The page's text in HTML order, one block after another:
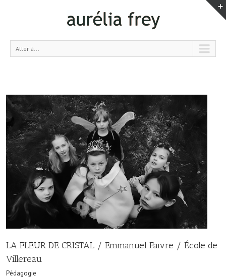
Aller à...
LA FLEUR DE CRISTAL / Emmanuel Faivre / École de
Villereau
Pédagogie